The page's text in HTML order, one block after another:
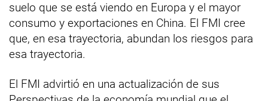
suelo que se está viendo en Europa y el mayor
consumo y exportaciones en China. El FMI cree
que, en esa trayectoria, abundan los riesgos para
esa trayectoria.
El FMI advirtió en una actualización de sus